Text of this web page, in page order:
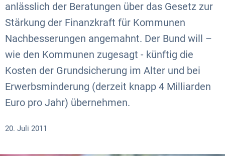
anlässlich der Beratungen über das Gesetz zur
Stärkung der Finanzkraft für Kommunen
Nachbesserungen angemahnt. Der Bund will –
wie den Kommunen zugesagt - künftig die
Kosten der Grundsicherung im Alter und bei
Erwerbsminderung (derzeit knapp 4 Milliarden
Euro pro Jahr) übernehmen.
20. Juli 2011